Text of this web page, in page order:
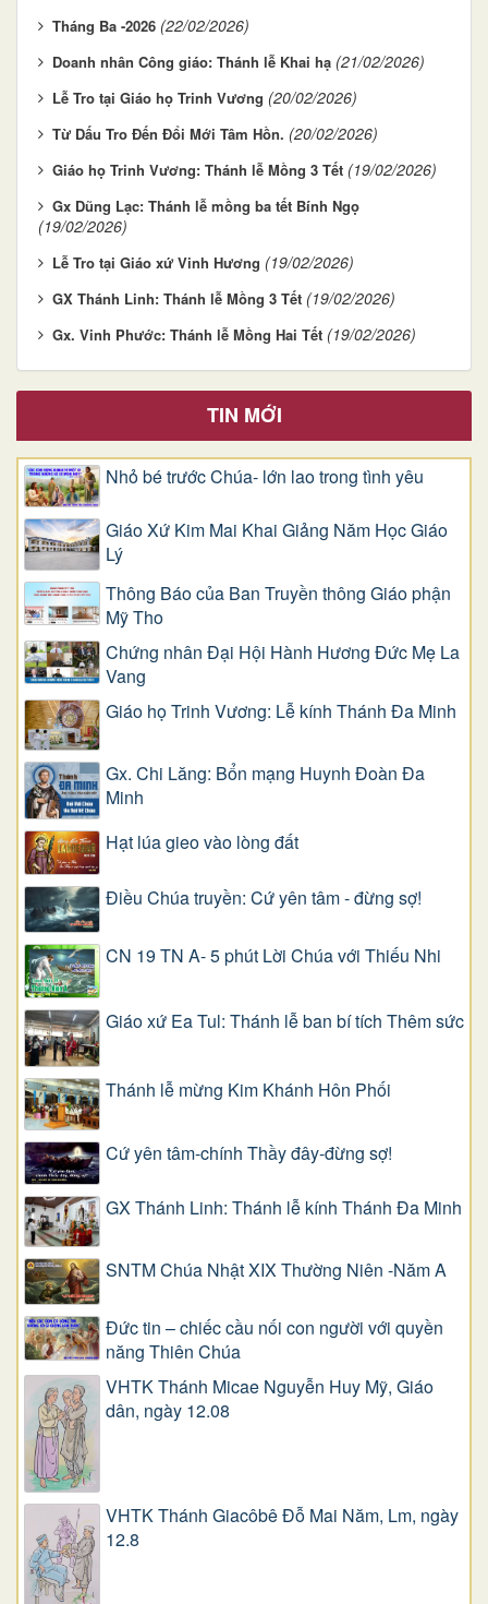
Tháng Ba -2026 (22/02/2026)
Doanh nhân Công giáo: Thánh lễ Khai hạ (21/02/2026)
Lễ Tro tại Giáo họ Trinh Vương (20/02/2026)
Từ Dấu Tro Đến Đổi Mới Tâm Hồn. (20/02/2026)
Giáo họ Trinh Vương: Thánh lễ Mồng 3 Tết (19/02/2026)
Gx Dũng Lạc: Thánh lễ mồng ba tết Bính Ngọ
(19/02/2026)
Lễ Tro tại Giáo xứ Vinh Hương (19/02/2026)
GX Thánh Linh: Thánh lễ Mồng 3 Tết (19/02/2026)
Gx. Vinh Phước: Thánh lễ Mồng Hai Tết (19/02/2026)
TIN MỚI
Nhỏ bé trước Chúa- lớn lao trong tình yêu
Giáo Xứ Kim Mai Khai Giảng Năm Học Giáo
Lý
Thông Báo của Ban Truyền thông Giáo phận
Mỹ Tho
Chứng nhân Đại Hội Hành Hương Đức Mẹ La
Vang
Giáo họ Trinh Vương: Lễ kính Thánh Đa Minh
Gx. Chi Lăng: Bổn mạng Huynh Đoàn Đa
Minh
Hạt lúa gieo vào lòng đất
Điều Chúa truyền: Cứ yên tâm - đừng sợ!
CN 19 TN A- 5 phút Lời Chúa với Thiếu Nhi
Giáo xứ Ea Tul: Thánh lễ ban bí tích Thêm sức
Thánh lễ mừng Kim Khánh Hôn Phối
Cứ yên tâm-chính Thầy đây-đừng sợ!
GX Thánh Linh: Thánh lễ kính Thánh Đa Minh
SNTM Chúa Nhật XIX Thường Niên -Năm A
Đức tin – chiếc cầu nối con người với quyền
năng Thiên Chúa
VHTK Thánh Micae Nguyễn Huy Mỹ, Giáo
dân, ngày 12.08
VHTK Thánh Giacôbê Ðỗ Mai Năm, Lm, ngày
12.8